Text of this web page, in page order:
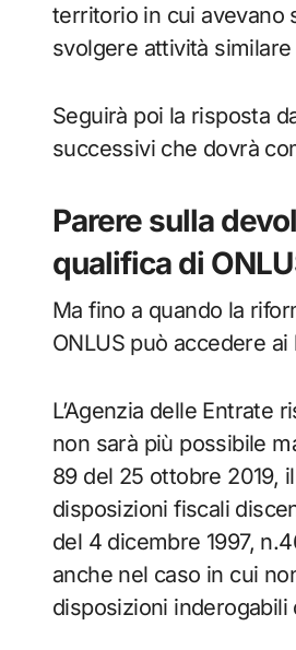
territorio in cui avevano
svolgere attività
Seguirà poi la risposta
successivi che dovrà
Parere sulla
qualifica di
Ma fino a quando la
ONLUS può accedere
L’Agenzia delle Entrate
non sarà più possibile
89 del 25 ottobre 2019,
disposizioni fiscali
del 4 dicembre 1997,
anche nel caso in cui
disposizioni inderogabili